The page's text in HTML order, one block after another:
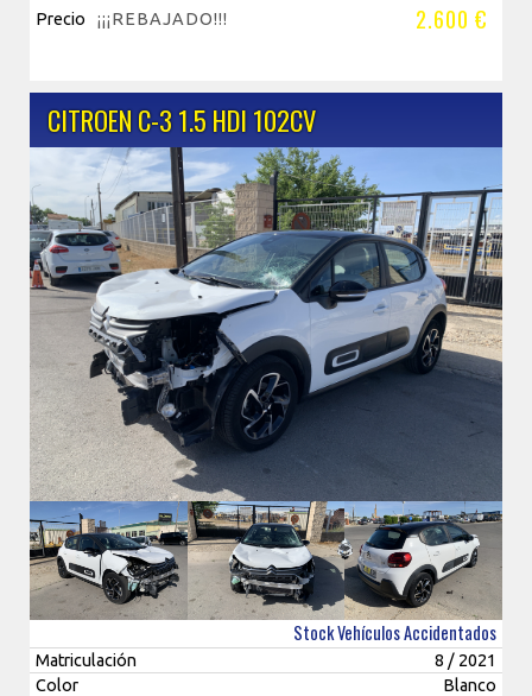
Precio
¡¡¡REBAJADO!!! 2.600 €
CITROEN C-3 1.5 HDI 102CV
Stock Vehículos Accidentados
Matriculación
8 / 2021
Color
Blanco